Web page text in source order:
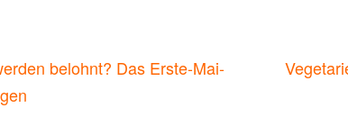
belohnt? Das Erste-Mai-